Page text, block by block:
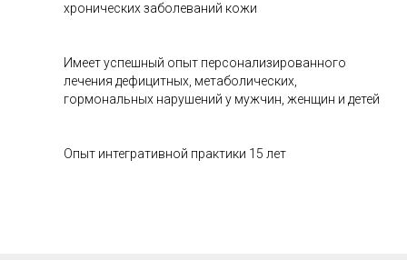
хронических заболеваний кожи
Имеет успешный опыт персонализированного
лечения дефицитных, метаболических,
гормональных нарушений у мужчин, женщин и детей
Опыт интегративной практики 15 лет